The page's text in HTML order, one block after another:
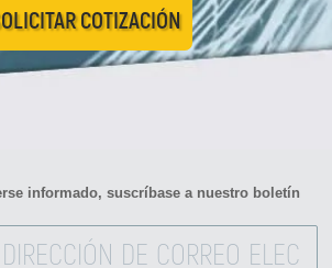
COTIZACIÓN
informado, suscríbase a nuestro boletín